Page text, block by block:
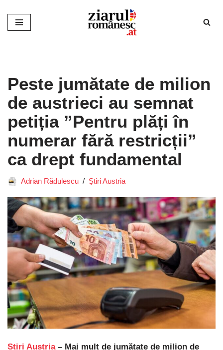
Sari
Peste jumătate de milion
de austrieci au semnat
petiția ”Pentru plăți în
numerar fără restricții”
ca drept fundamental
Adrian Rădulescu Știri Austria
Știri Austria– Mai mult de jumătate de milion de